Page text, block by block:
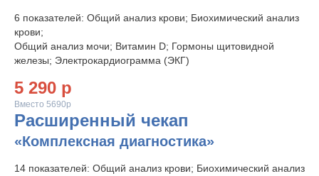
6 показателей: Общий анализ крови; Биохимический анализ
крови;
Общий анализ мочи; Витамин D; Гормоны щитовидной
железы; Электрокардиограмма (ЭКГ)
5 290 р
Вместо 5690р
Расширенный чекап
«Комплексная диагностика»
14 показателей: Общий анализ крови; Биохимический анализ